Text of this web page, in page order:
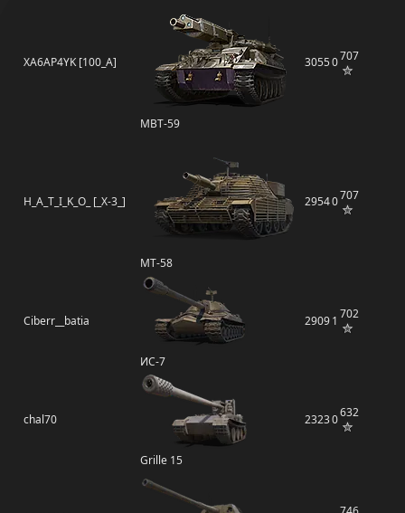
XA6AP4YK [100_A]
MBT-59
30550707
H_A_T_I_K_O_ [_X-3_]
MT-58
29540707
Ciberr__batia
ИС-7
29091 702
chal70
Grille 15
23230632